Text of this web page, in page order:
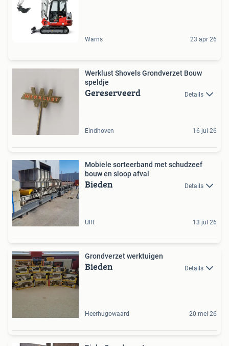
Warns 23 apr 26
Werklust Shovels Grondverzet Bouw
speldje
Gereserveerd Details
Eindhoven 16 jul 26
Mobiele sorteerband met schudzeef
bouw en sloop afval
Bieden Details
Ulft 13 jul 26
Grondverzet werktuigen
Bieden Details
Heerhugowaard 20 mei 26